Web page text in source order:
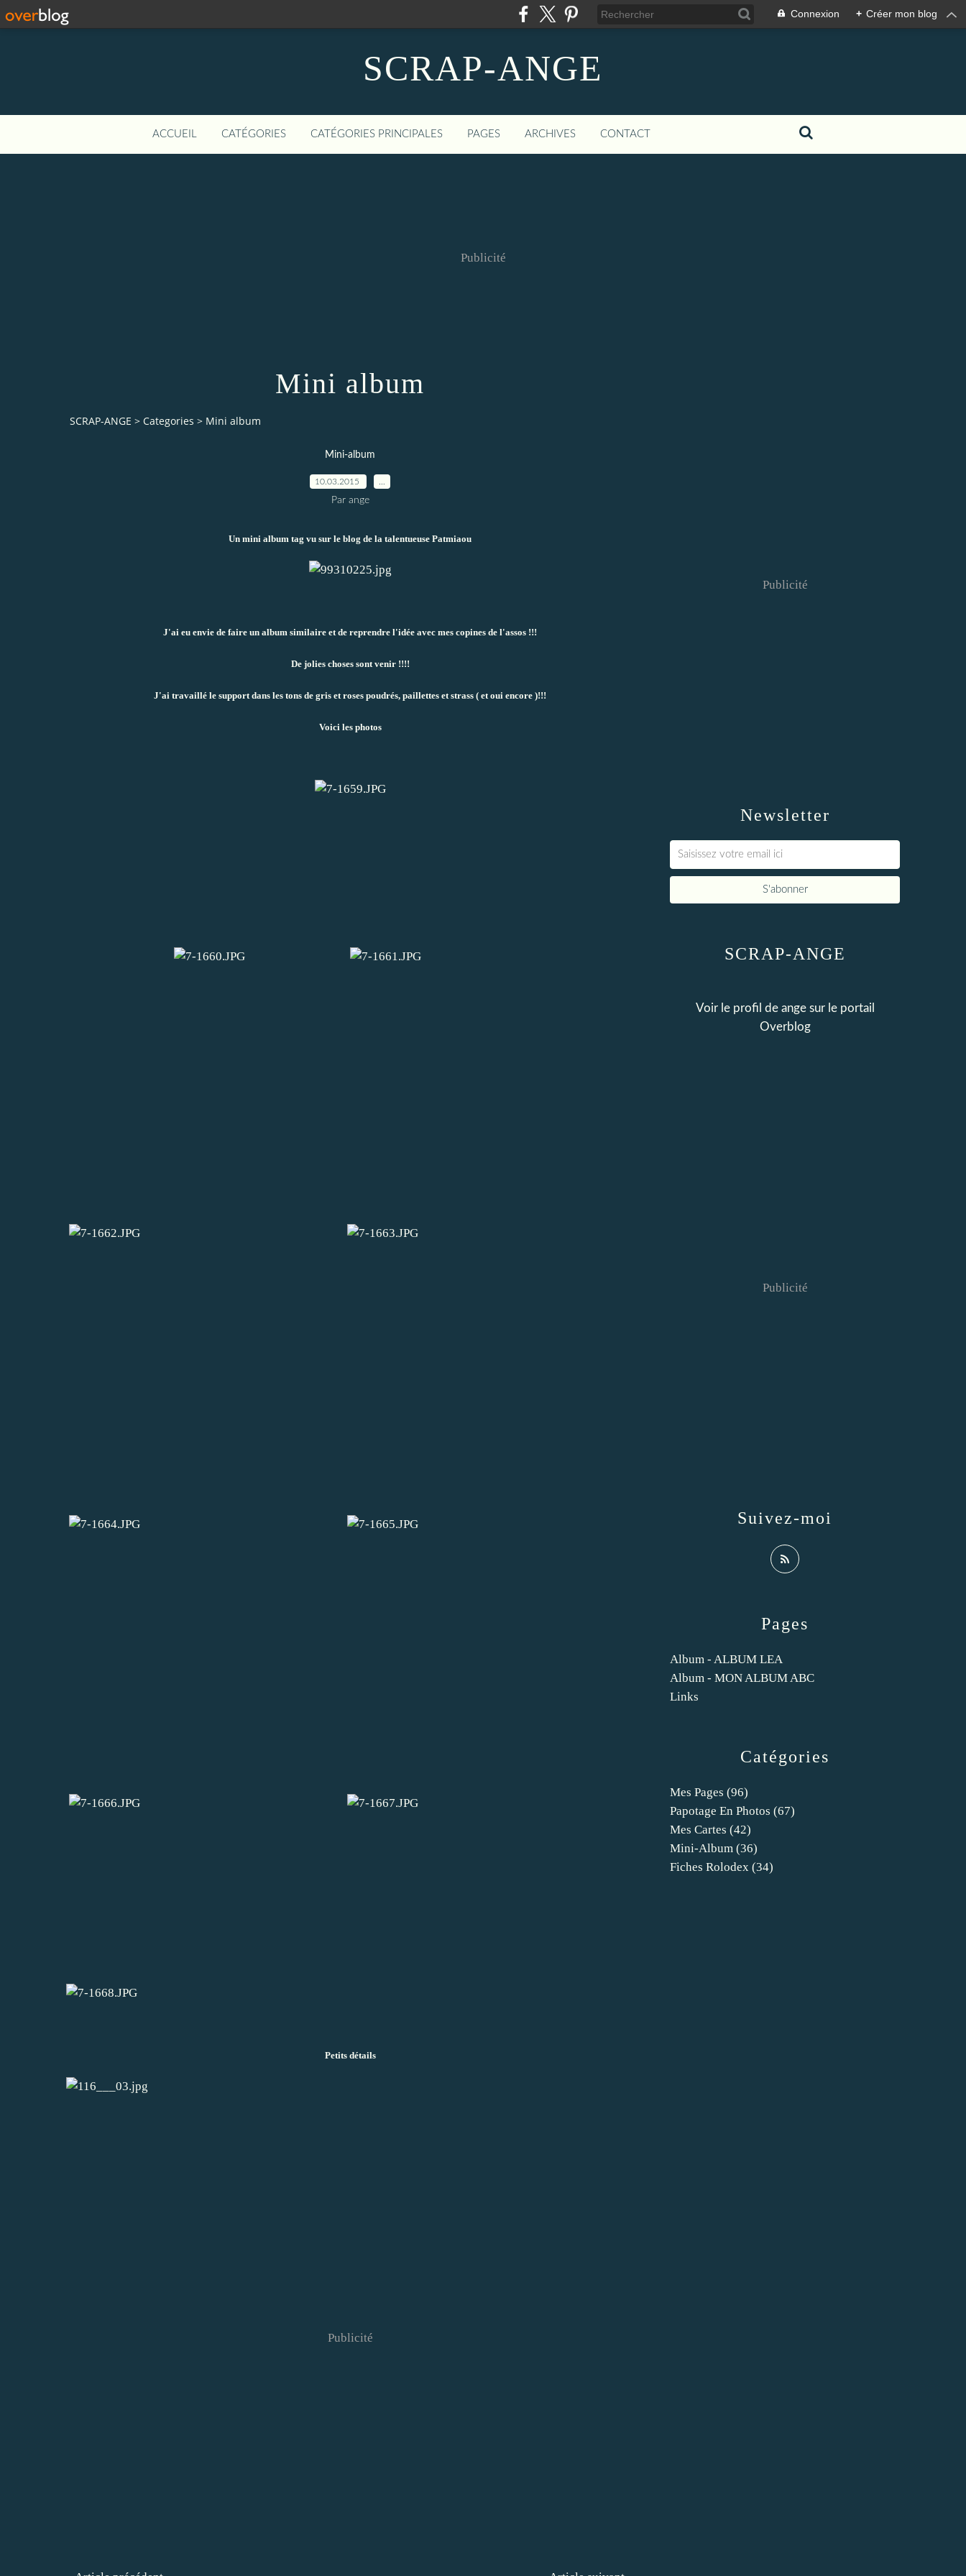
Connexion + Créer mon blog
SCRAP-ANGE
ACCUEIL CATÉGORIES CATÉGORIES PRINCIPALES PAGES ARCHIVES CONTACT
Publicité
Mini album
SCRAP-ANGE > Categories > Mini album
Mini-album
10.03.2015
Par ange
Un mini album tag vu sur le blog de la talentueuse Patmiaou
J'ai eu envie de faire un album similaire et de reprendre l'idée avec mes copines de l'assos !!!
De jolies choses sont venir !!!!
J'ai travaillé le support dans les tons de gris et roses poudrés, paillettes et strass ( et oui encore )!!!
Voici les photos
Petits détails
Publicité
Newsletter
Publicité
Catégories
Mes Pages (96)
Papotage En Photos (67)
Mes Cartes (42)
Mini-Album (36)
Fiches Rolodex (34)
Pages
Album - ALBUM LEA
Album - MON ALBUM ABC
Links
SCRAP-ANGE
Voir le profil de angesur le portail
Overblog
Suivez-moi
Publicité